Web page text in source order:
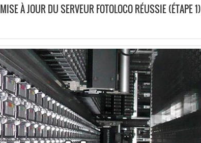
MISE À JOUR DU SERVEUR FOTOLOCO RÉUSSIE (ÉTAPE 1)